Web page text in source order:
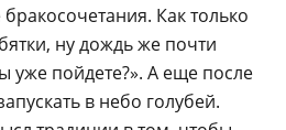
Как только
ну дождь же почти
уже пойдете?». А еще после
в небо голубей.